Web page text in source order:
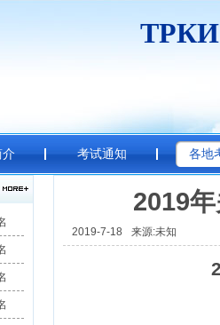
介 考试通知 各地
2019
2019-7-18 来源:未知